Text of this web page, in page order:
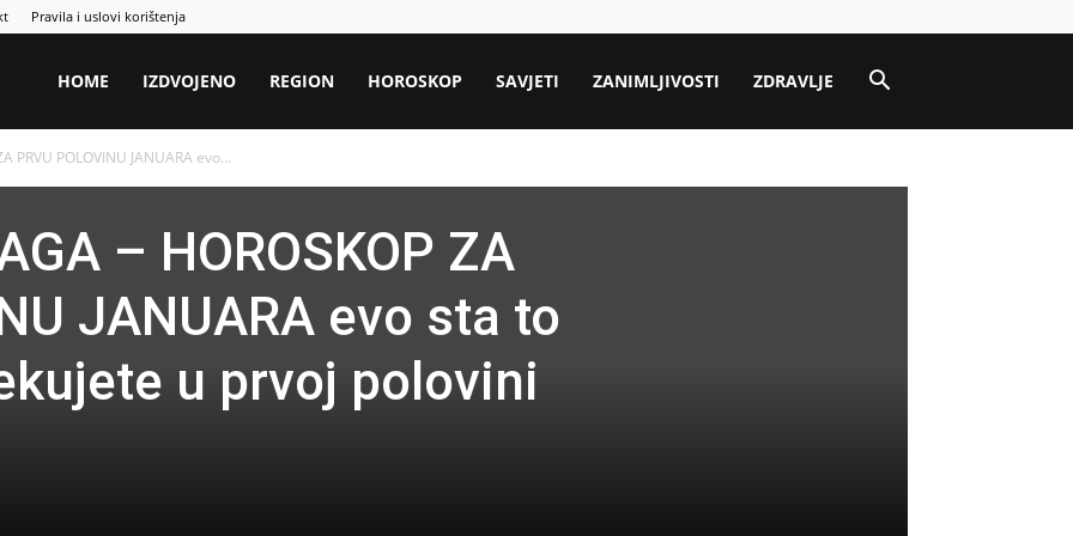
Pravila i uslovi korištenja
HOME IZDVOJENO REGION HOROSKOP SAVJETI ZANIMLJIVOSTI ZDRAVLJE
PRVU POLOVINU JANUARA evo...
– HOROSKOP ZA
JANUARA evo sta to
u prvoj polovini